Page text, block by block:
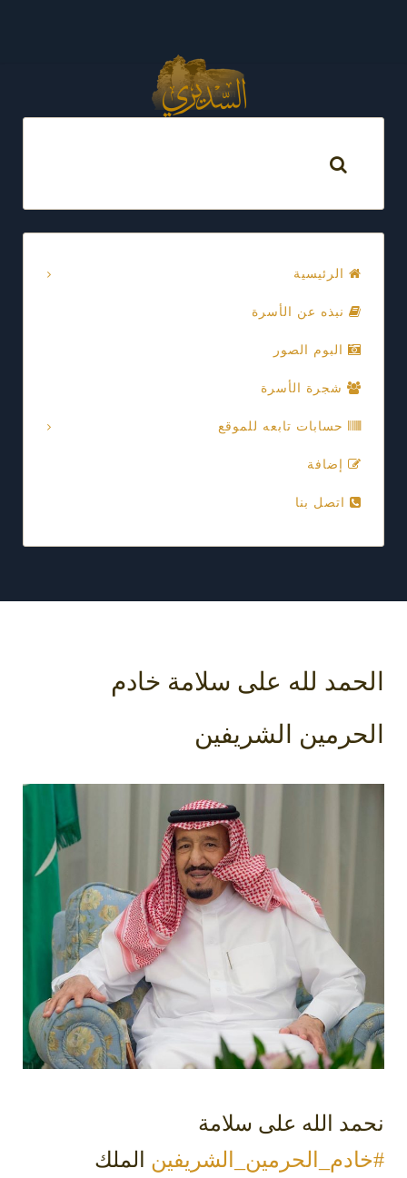
الرئيسية
نبذه عن الأسرة
البوم الصور
شجرة الأسرة
حسابات تابعه للموقع
إضافة
اتصل بنا
الحمد لله على سلامة خادم
الحرمين الشريفين
نحمد الله على سلامة
#خادم_الحرمين_الشريفين ‬⁩ الملك